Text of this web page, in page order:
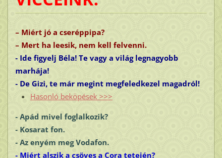
– Miért jó a cseréppipa?
– Mert ha leesik, nem kell felvenni.
- Ide figyelj Béla! Te vagy a világ legnagyobb
marhája!
- De Gizi, te már megint megfeledkezel magadról!
Hasonló beköpések >>>
- Apád mivel foglalkozik?
- Kosarat fon.
- Az enyém megVodafon.
- Miért alszik a csöves a Cora tetején?